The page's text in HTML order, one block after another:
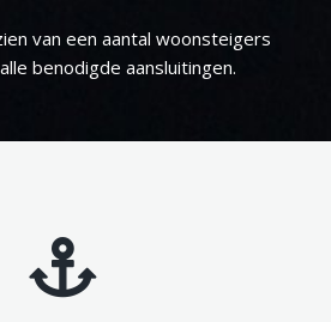
van een aantal woonsteigers
benodigde aansluitingen.